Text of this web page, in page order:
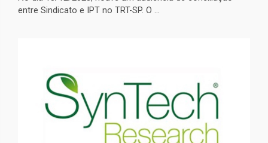
entre Sindicato e IPT no TRT-SP. O ...